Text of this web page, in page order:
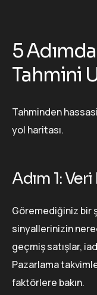
5
Tahmini
Tahminden
yol haritası.
Adım 1:
Göremediğiniz bir
sinyallerinizin
geçmiş satışlar,
Pazarlama
faktörlere bakın.